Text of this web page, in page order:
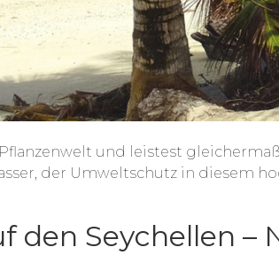
und leistest
der Umweltschutz in diesem
den Seychellen